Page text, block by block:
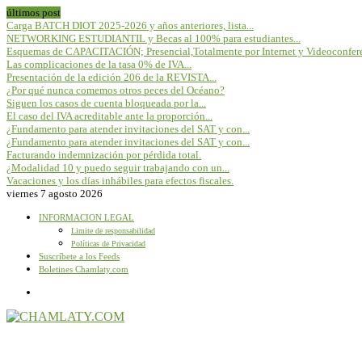
últimos post
Carga BATCH DIOT 2025-2026 y años anteriores, lista...
NETWORKING ESTUDIANTIL y Becas al 100% para estudiantes...
Esquemas de CAPACITACIÓN; Presencial,Totalmente por Internet y
Las complicaciones de la tasa 0% de IVA...
Presentación de la edición 206 de la REVISTA...
¿Por qué nunca comemos otros peces del Océano?
Siguen los casos de cuenta bloqueada por la...
El caso del IVA acreditable ante la proporción...
¿Fundamento para atender invitaciones del SAT y con...
¿Fundamento para atender invitaciones del SAT y con...
Facturando indemnización por pérdida total.
¿Modalidad 10 y puedo seguir trabajando con un...
Vacaciones y los días inhábiles para efectos fiscales.
viernes 7 agosto 2026
INFORMACION LEGAL
Limite de responsabilidad
Políticas de Privacidad
Suscríbete a los Feeds
Boletines Chamlaty.com